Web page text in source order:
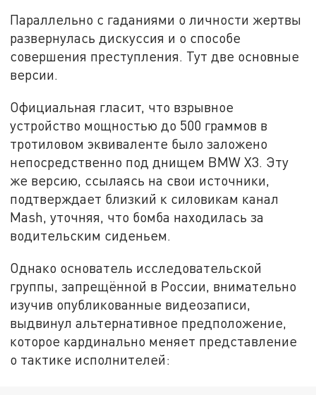
Параллельно с гаданиями о личности жертвы
развернулась дискуссия и о способе
совершения преступления. Тут две основные
версии.
Официальная гласит, что взрывное
устройство мощностью до 500 граммов в
тротиловом эквиваленте было заложено
непосредственно под днищем BMW X3. Эту
же версию, ссылаясь на свои источники,
подтверждает близкий к силовикам канал
Mash, уточняя, что бомба находилась за
водительским сиденьем.
Однако основатель исследовательской
группы, запрещённой в России, внимательно
изучив опубликованные видеозаписи,
выдвинул альтернативное предположение,
которое кардинально меняет представление
о тактике исполнителей: